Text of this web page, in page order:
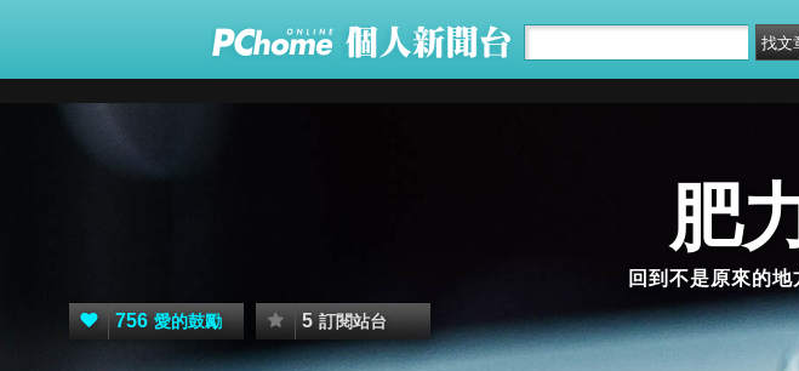
肥
回到不是原來的
756 愛的鼓勵 5 訂閱站台